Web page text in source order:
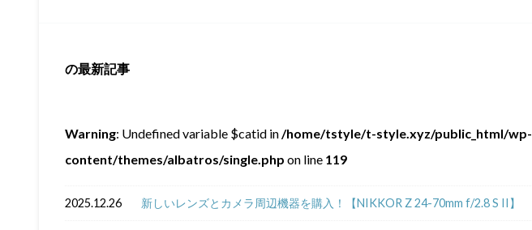
の最新記事
Warning: Undefined variable $catid in/home/tstyle/t-style.xyz/public_html/wp-
content/themes/albatros/single.php on line 119
2025.12.26 新しいレンズとカメラ周辺機器を購入！【NIKKOR Z 24-70mm f/2.8 S II】